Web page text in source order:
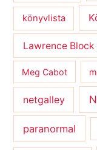
könyvlista
Lawrence Block
Meg Cabot
netgalley
paranormal